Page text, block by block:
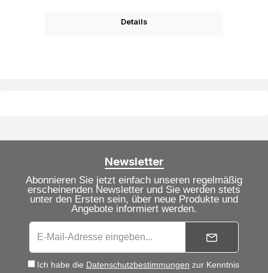
Details
Newsletter
Abonnieren Sie jetzt einfach unseren regelmäßig
erscheinenden Newsletter und Sie werden stets
unter den Ersten sein, über neue Produkte und
Angebote informiert werden.
Ich habe die Datenschutzbestimmungen zur Kenntnis